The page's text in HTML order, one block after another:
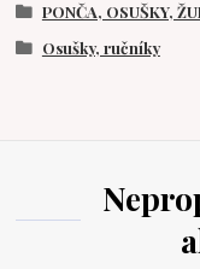
PONČA, OSUŠKY,
Osušky, ručníky